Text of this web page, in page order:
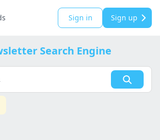
Sign in Sign up
Search Engine